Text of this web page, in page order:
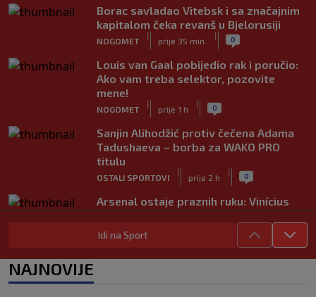
Borac savladao Vitebsk i sa značajnim
kapitalom čeka revanš u Bjelorusiji
NOGOMET
|
prije 35 min.
| 0
Louis van Gaal pobijedio rak i poručio:
Ako vam treba selektor, pozovite
mene!
NOGOMET
|
prije 1 h
| 0
Sanjin Alihodžić protiv čečena Adama
Tadushaeva – borba za WAKO PRO
titulu
OSTALI SPORTOVI
|
prije 2 h
| 0
Arsenal ostaje praznih ruku: Vinícius
Júnior i Real Madrid postigli dogovor
NOGOMET
Idi na Sport
NAJNOVIJE